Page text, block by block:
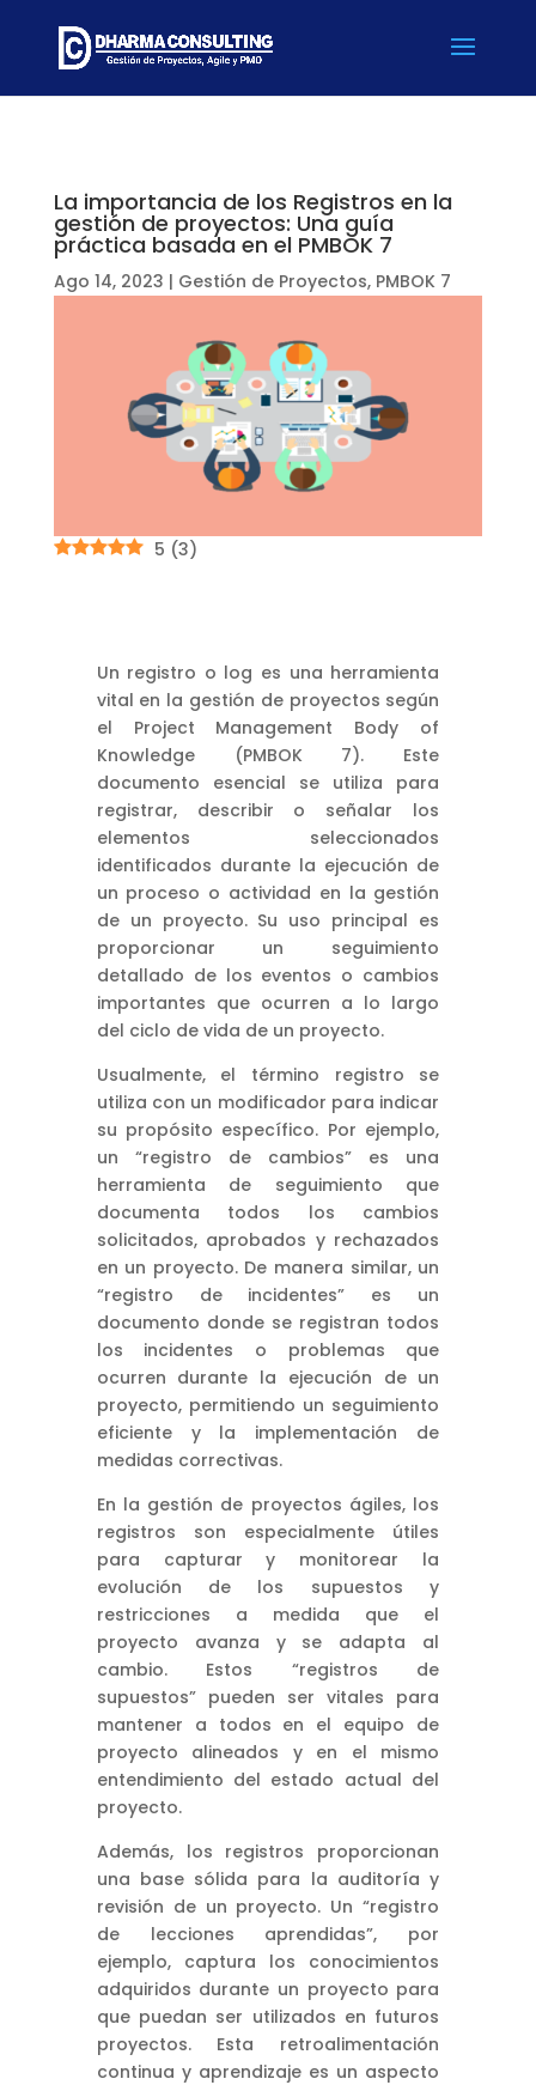
La importancia de los Registros en la
gestión de proyectos: Una guía
práctica basada en el PMBOK 7
Ago 14, 2023 | Gestión de Proyectos, PMBOK 7
5 (3)
Un registro o log es una herramienta
vital en la gestión de proyectos según
el Project Management Body of
Knowledge (PMBOK 7). Este
documento esencial se utiliza para
registrar, describir o señalar los
elementos seleccionados
identificados durante la ejecución de
un proceso o actividad en la gestión
de un proyecto. Su uso principal es
proporcionar un seguimiento
detallado de los eventos o cambios
importantes que ocurren a lo largo
del ciclo de vida de un proyecto.
Usualmente, el término registro se
utiliza con un modificador para indicar
su propósito específico. Por ejemplo,
un “registro de cambios” es una
herramienta de seguimiento que
documenta todos los cambios
solicitados, aprobados y rechazados
en un proyecto. De manera similar, un
“registro de incidentes” es un
documento donde se registran todos
los incidentes o problemas que
ocurren durante la ejecución de un
proyecto, permitiendo un seguimiento
eficiente y la implementación de
medidas correctivas.
En la gestión de proyectos ágiles, los
registros son especialmente útiles
para capturar y monitorear la
evolución de los supuestos y
restricciones a medida que el
proyecto avanza y se adapta al
cambio. Estos “registros de
supuestos” pueden ser vitales para
mantener a todos en el equipo de
proyecto alineados y en el mismo
entendimiento del estado actual del
proyecto.
Además, los registros proporcionan
una base sólida para la auditoría y
revisión de un proyecto. Un “registro
de lecciones aprendidas”, por
ejemplo, captura los conocimientos
adquiridos durante un proyecto para
que puedan ser utilizados en futuros
proyectos. Esta retroalimentación
continua y aprendizaje es un aspecto